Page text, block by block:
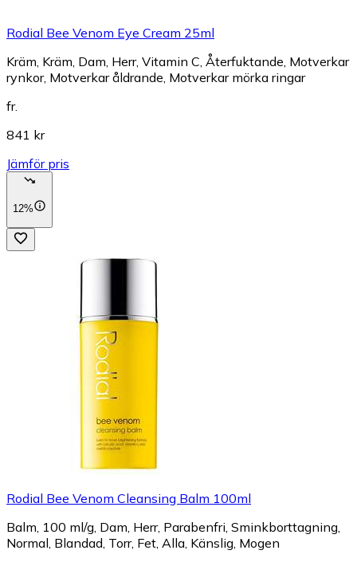
Rodial Bee Venom Eye Cream 25ml
Kräm, Kräm, Dam, Herr, Vitamin C, Återfuktande, Motverkar
rynkor, Motverkar åldrande, Motverkar mörka ringar
fr.
841 kr
Jämför pris
12%
Rodial Bee Venom Cleansing Balm 100ml
Balm, 100 ml/g, Dam, Herr, Parabenfri, Sminkborttagning,
Normal, Blandad, Torr, Fet, Alla, Känslig, Mogen